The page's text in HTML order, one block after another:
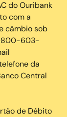
do Ouribank
com a
câmbio sob
603-
da
Central
de Débito